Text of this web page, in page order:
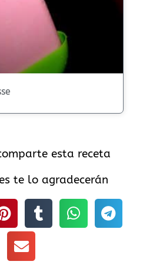
esta receta
te lo agradecerán